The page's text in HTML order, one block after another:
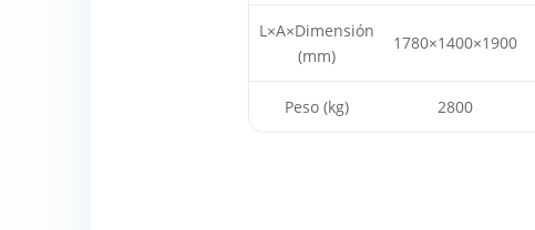
L×A×Dimensión
(mm)
1780×1400×1900
Peso (kg) 2800